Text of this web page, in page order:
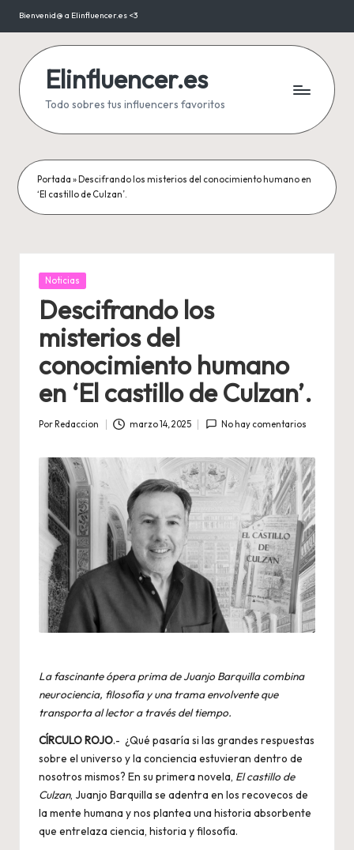
Saltar
contenido
Bienvenid@ a Elinfluencer.es <3
Elinfluencer.es
Todo sobres tus influencers favoritos
Portada » Descifrando los misterios del conocimiento humano en
‘El castillo de Culzan’.
Publicada
Noticias
Descifrando los
misterios del
conocimiento humano
en ‘El castillo de Culzan’.
Por Redaccion marzo 14, 2025 No hay comentarios
La fascinante ópera prima de Juanjo Barquilla combina
neurociencia, filosofía y una trama envolvente que
transporta al lector a través del tiempo.
CÍRCULO ROJO.- ¿Qué pasaría si las grandes respuestas
sobre el universo y la conciencia estuvieran dentro de
nosotros mismos? En su primera novela, El castillo de
Culzan, Juanjo Barquilla se adentra en los recovecos de
la mente humana y nos plantea una historia absorbente
que entrelaza ciencia, historia y filosofía.